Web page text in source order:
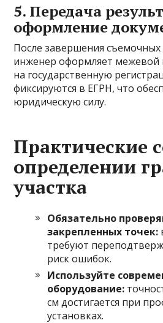
5. Передача
оформление
После завершения
инженер оформляет межевой
на государственную
фиксируются в ЕГРН, что
юридическую силу.
Практические
определении
участка
Обязательно
закрепленных точек:
требуют
риск ошибок.
Используйте
оборудование:
см достигается при
установках.